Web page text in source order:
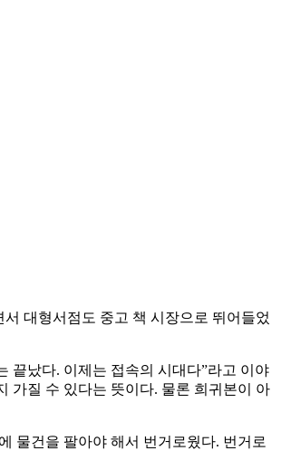
대형서점도 중고 책 시장으로 뛰어들었
끝났다. 이제는 접속의 시대다”라고 이야
가질 수 있다는 뜻이다. 물론 희귀본이 아
물건을 팔아야 해서 번거로웠다. 번거로